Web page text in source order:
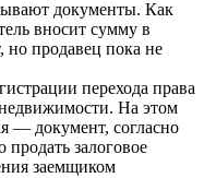
документы. Как
вносит сумму в
но продавец пока не
перехода права
На этом
— документ, согласно
продать залоговое
заемщиком